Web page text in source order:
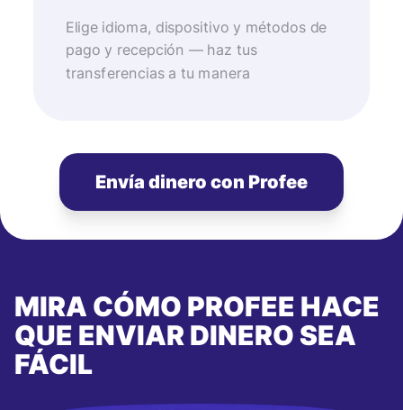
Elige idioma, dispositivo y métodos de
pago y recepción — haz tus
transferencias a tu manera
Envía dinero con Profee
MIRA CÓMO PROFEE HACE
QUE ENVIAR DINERO SEA
FÁCIL